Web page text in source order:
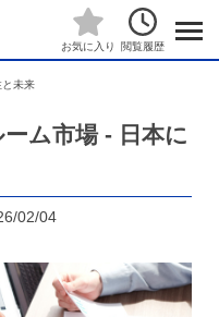
お気に入り 閲覧履歴
と未来
ム市場 - 日本に
02/04